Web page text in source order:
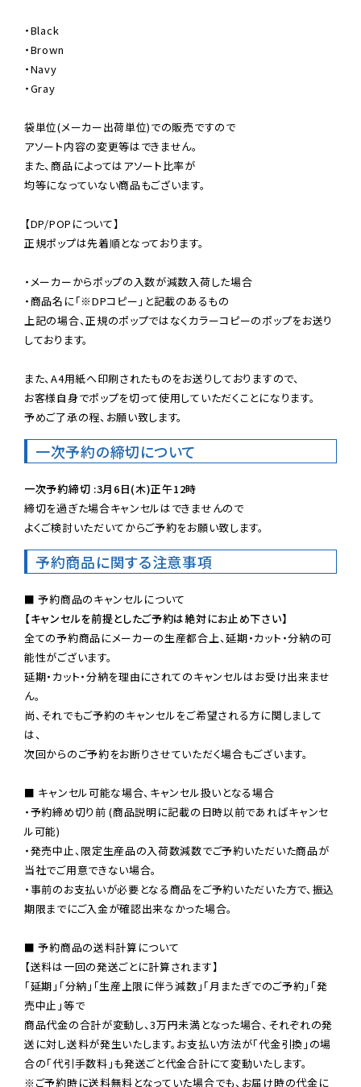
・Black
・Brown
・Navy
・Gray
袋単位(メーカー出荷単位)での販売ですので
アソート内容の変更等はできません。
また、商品によってはアソート比率が
均等になっていない商品もございます。
【DP/POPについて】
正規ポップは先着順となっております。
・メーカーからポップの入数が減数入荷した場合
・商品名に「※DPコピー」と記載のあるもの
上記の場合、正規のポップではなくカラーコピーのポップをお送り
しております。
また、A4用紙へ印刷されたものをお送りしておりますので、
お客様自身でポップを切って使用していただくことになります。
予めご了承の程、お願い致します。
一次予約の締切について
一次予約締切 :3月6日(木)正午12時
締切を過ぎた場合キャンセルはできませんので
よくご検討いただいてからご予約をお願い致します。
予約商品に関する注意事項
【キャンセルを前提としたご予約は絶対にお止め下さい】
全ての予約商品にメーカーの生産都合上、延期・カット・分納の可
能性がございます。
延期・カット・分納を理由にされてのキャンセルはお受け出来ませ
ん。
尚、それでもご予約のキャンセルをご希望される方に関しまして
は、
次回からのご予約をお断りさせていただく場合もございます。
■ キャンセル可能な場合、キャンセル扱いとなる場合
・予約締め切り前 (商品説明に記載の日時以前であればキャンセ
ル可能)
・発売中止、限定生産品の入荷数減数でご予約いただいた商品が
当社でご用意できない場合。
・事前のお支払いが必要となる商品をご予約いただいた方で、振込
期限までにご入金が確認出来なかった場合。
■ 予約商品の送料計算について
【送料は一回の発送ごとに計算されます】
「延期」「分納」「生産上限に伴う減数」「月またぎでのご予約」「発
売中止」等で
商品代金の合計が変動し、3万円未満となった場合、それぞれの発
送に対し送料が発生いたします。お支払い方法が「代金引換」の場
※ご予約時に送料無料となっていた場合でも、お届け時の代金に